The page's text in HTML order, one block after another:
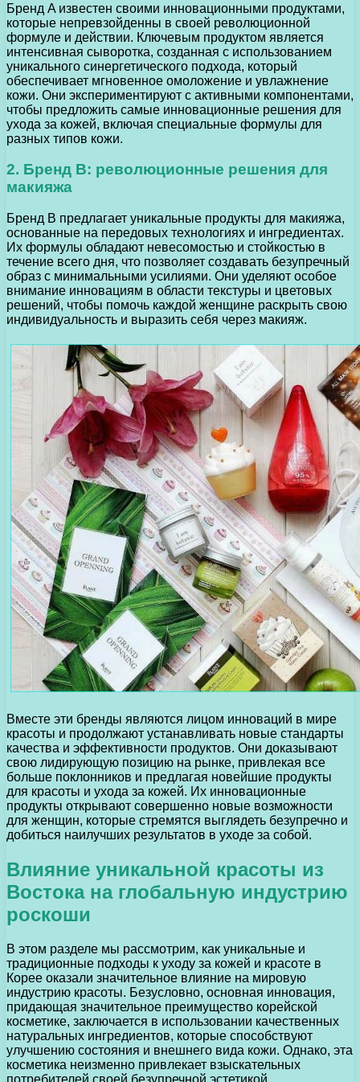
Бренд A известен своими инновационными продуктами,
которые непревзойденны в своей революционной
формуле и действии. Ключевым продуктом является
интенсивная сыворотка, созданная с использованием
уникального синергетического подхода, который
обеспечивает мгновенное омоложение и увлажнение
кожи. Они экспериментируют с активными компонентами,
чтобы предложить самые инновационные решения для
ухода за кожей, включая специальные формулы для
разных типов кожи.
2. Бренд B: революционные решения для
макияжа
Бренд B предлагает уникальные продукты для макияжа,
основанные на передовых технологиях и ингредиентах.
Их формулы обладают невесомостью и стойкостью в
течение всего дня, что позволяет создавать безупречный
образ с минимальными усилиями. Они уделяют особое
внимание инновациям в области текстуры и цветовых
решений, чтобы помочь каждой женщине раскрыть свою
индивидуальность и выразить себя через макияж.
Вместе эти бренды являются лицом инноваций в мире
красоты и продолжают устанавливать новые стандарты
качества и эффективности продуктов. Они доказывают
свою лидирующую позицию на рынке, привлекая все
больше поклонников и предлагая новейшие продукты
для красоты и ухода за кожей. Их инновационные
продукты открывают совершенно новые возможности
для женщин, которые стремятся выглядеть безупречно и
добиться наилучших результатов в уходе за собой.
Влияние уникальной красоты из
Востока на глобальную индустрию
роскоши
В этом разделе мы рассмотрим, как уникальные и
традиционные подходы к уходу за кожей и красоте в
Корее оказали значительное влияние на мировую
индустрию красоты. Безусловно, основная инновация,
придающая значительное преимущество корейской
косметике, заключается в использовании качественных
натуральных ингредиентов, которые способствуют
улучшению состояния и внешнего вида кожи. Однако, эта
косметика неизменно привлекает взыскательных
потребителей своей безупречной эстетикой,